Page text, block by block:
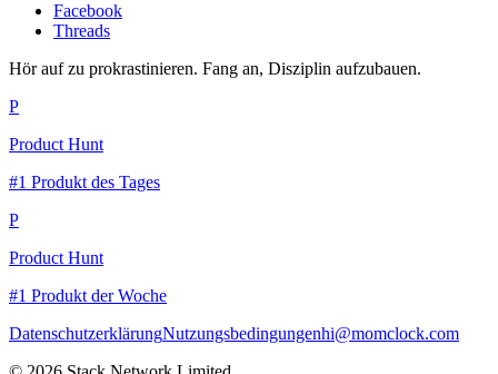
Facebook
Threads
Hör auf zu prokrastinieren. Fang an, Disziplin aufzubauen.
P
Product Hunt
#1 Produkt des Tages
P
Product Hunt
#1 Produkt der Woche
DatenschutzerklärungNutzungsbedingungenhi@momclock.com